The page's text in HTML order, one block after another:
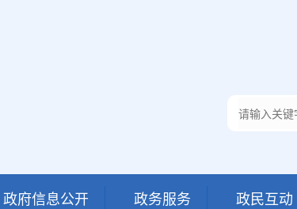
政府信息公开 政务服务 政民互动